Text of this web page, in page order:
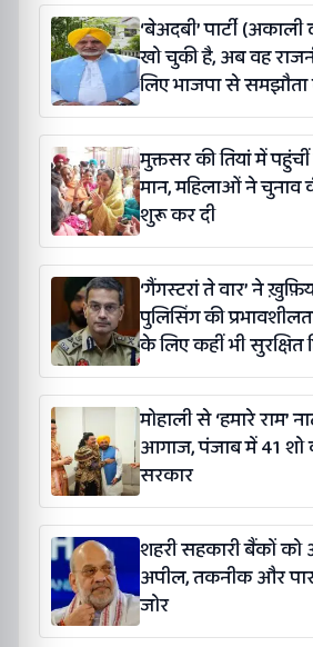
‘बेअदबी’ पार्टी
खो चुकी है, अब वह
लिए भाजपा से
कर रही है: बलतेज पन्नू
मुक्तसर की तियां में पहुंचीं
मान, महिलाओं ने चुनाव
शुरू कर दी
‘गैंगस्टरां ते वार’ ने
पुलिसिंग की
के लिए कहीं भी सुरक्षित
गौरव यादव
मोहाली से ‘हमारे राम’
आगाज, पंजाब में 41 शो
सरकार
शहरी सहकारी बैंकों को
अपील, तकनीक और
जोर